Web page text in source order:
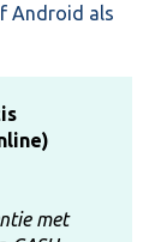
Android als
met